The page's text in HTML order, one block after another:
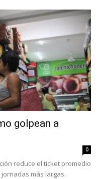
golpean a
0
reduce el ticket promedio
más largas.